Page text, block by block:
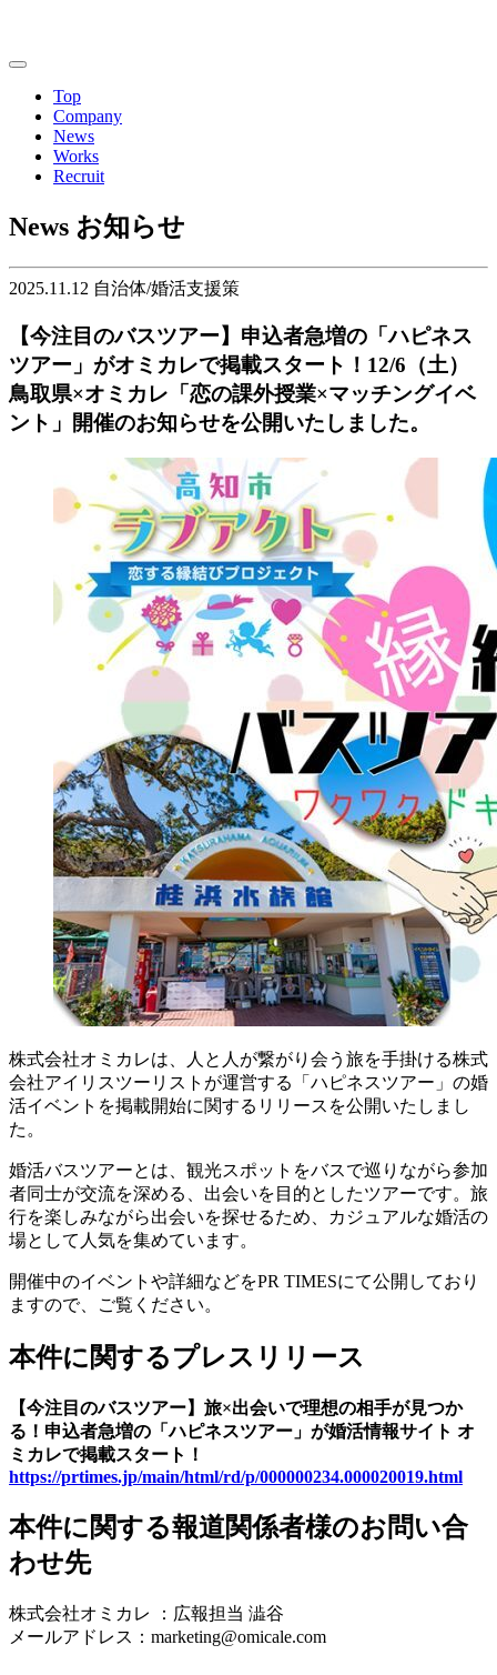
Top
Company
News
Works
Recruit
News お知らせ
2025.11.12 自治体/婚活支援策
【今注目のバスツアー】申込者急増の「ハピネス
ツアー」がオミカレで掲載スタート！12/6（土）
鳥取県×オミカレ「恋の課外授業×マッチングイベ
ント」開催のお知らせを公開いたしました。
株式会社オミカレは、人と人が繋がり会う旅を手掛ける株式
会社アイリスツーリストが運営する「ハピネスツアー」の婚
活イベントを掲載開始に関するリリースを公開いたしまし
た。
婚活バスツアーとは、観光スポットをバスで巡りながら参加
者同士が交流を深める、出会いを目的としたツアーです。旅
行を楽しみながら出会いを探せるため、カジュアルな婚活の
場として人気を集めています。
開催中のイベントや詳細などをPR TIMESにて公開しており
ますので、ご覧ください。
本件に関するプレスリリース
【今注目のバスツアー】旅×出会いで理想の相手が見つか
る！申込者急増の「ハピネスツアー」が婚活情報サイト オ
ミカレで掲載スタート！
https://prtimes.jp/main/html/rd/p/000000234.000020019.html
本件に関する報道関係者様のお問い合
わせ先
株式会社オミカレ ：広報担当 澁谷
メールアドレス：marketing@omicale.com